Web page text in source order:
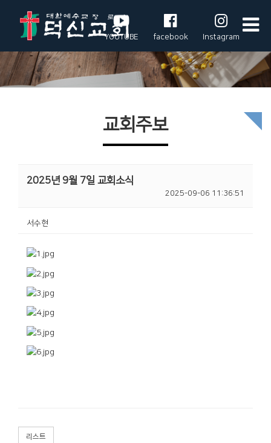
YOUTUBE facebook Instagram
교회주보
2025년 9월 7일 교회소식
2025-09-06 11:36:51
서수현
리스트